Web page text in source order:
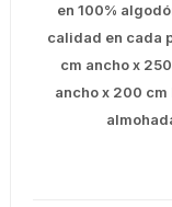
en 100%
calidad en cada
cm ancho x
ancho x 200